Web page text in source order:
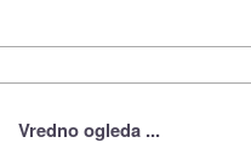
Vredno ogleda ...